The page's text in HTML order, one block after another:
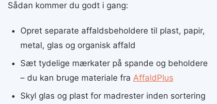
Sådan kommer du godt i gang:
Opret separate affaldsbeholdere til plast, papir,
metal, glas og organisk affald
Sæt tydelige mærkater på spande og beholdere
– du kan bruge materiale fra AffaldPlus
Skyl glas og plast for madrester inden sortering